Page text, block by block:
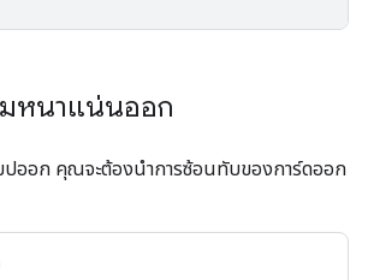
หนาแน่นออก
ปออก คุณจะต้องนำการซ้อนทับของการ์ดออก